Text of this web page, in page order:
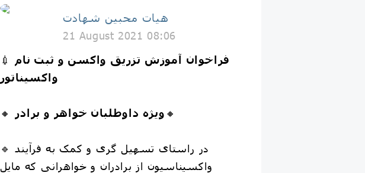
هيات محبین شهادت
21 August 2021 08:06
💉 فراخوان آموزش تزریق واکسن و ثبت نام
واکسیناتور
🔸 ویژه داوطلبان خواهر و برادر 🔸️
🔹 در راستای تسهیل گری و کمک به فرآیند
واکسیناسیون از برادران و خواهرانی که مایل